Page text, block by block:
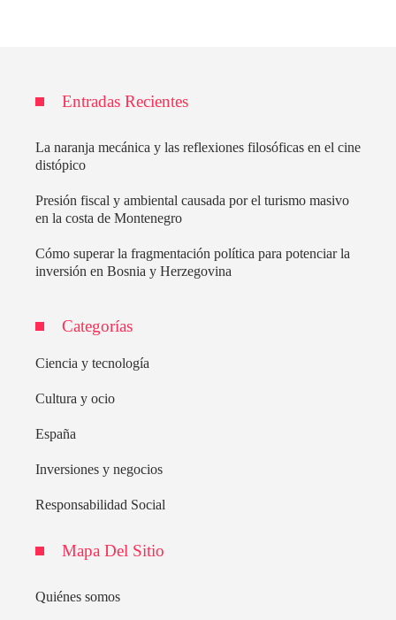
Entradas Recientes
La naranja mecánica y las reflexiones filosóficas en el cine
distópico
Presión fiscal y ambiental causada por el turismo masivo
en la costa de Montenegro
Cómo superar la fragmentación política para potenciar la
inversión en Bosnia y Herzegovina
Categorías
Ciencia y tecnología
Cultura y ocio
España
Inversiones y negocios
Responsabilidad Social
Mapa Del Sitio
Quiénes somos